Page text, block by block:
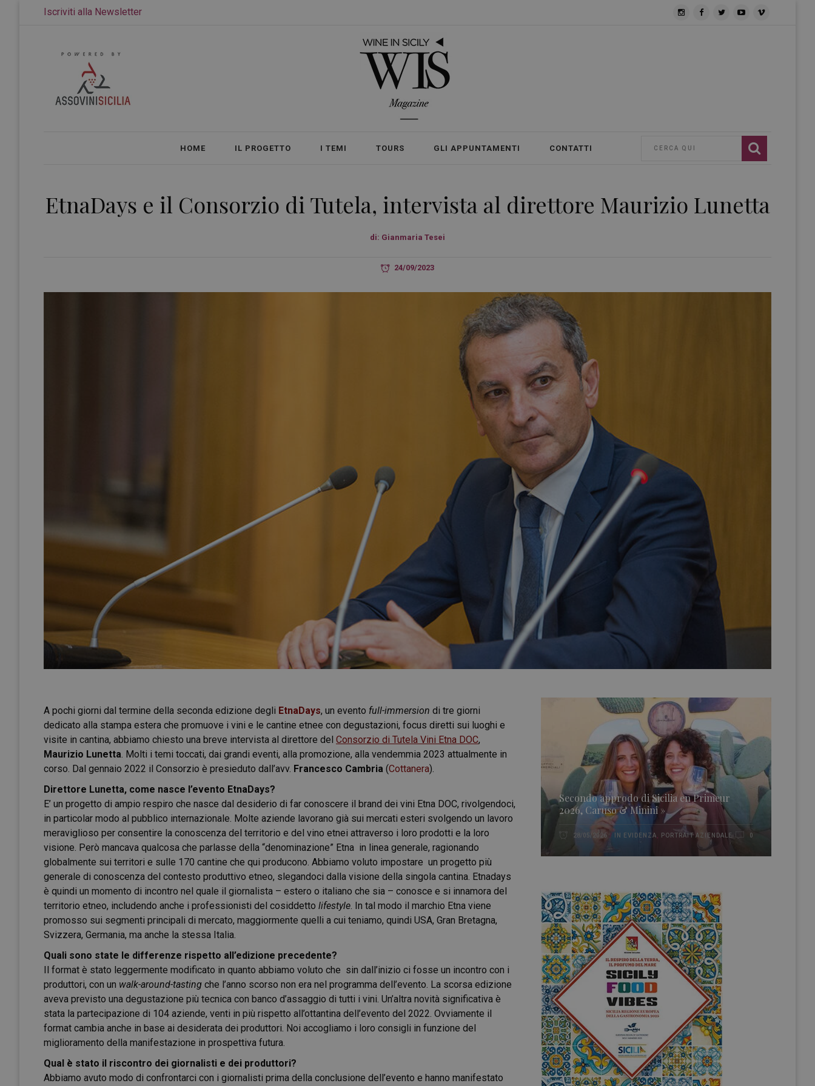
Iscriviti alla Newsletter
HOME IL PROGETTO I TEMI TOURS GLI APPUNTAMENTI CONTATTI
EtnaDays e il Consorzio di Tutela, intervista al direttore Maurizio Lunetta
di: Gianmaria Tesei
24/09/2023
A pochi giorni dal termine della seconda edizione degli EtnaDays, un evento full-immersion di tre giorni
dedicato alla stampa estera che promuove i vini e le cantine etnee con degustazioni, focus diretti sui luoghi e
visite in cantina, abbiamo chiesto una breve intervista al direttore del Consorzio di Tutela Vini Etna DOC,
Maurizio Lunetta. Molti i temi toccati, dai grandi eventi, alla promozione, alla vendemmia 2023 attualmente in
corso. Dal gennaio 2022 il Consorzio è presieduto dall’avv. Francesco Cambria (Cottanera).
Direttore Lunetta, come nasce l’evento EtnaDays?
E’ un progetto di ampio respiro che nasce dal desiderio di far conoscere il brand dei vini Etna DOC, rivolgendoci,
in particolar modo al pubblico internazionale. Molte aziende lavorano già sui mercati esteri svolgendo un lavoro
meraviglioso per consentire la conoscenza del territorio e del vino etnei attraverso i loro prodotti e la loro
visione. Però mancava qualcosa che parlasse della “denominazione” Etna in linea generale, ragionando
globalmente sui territori e sulle 170 cantine che qui producono. Abbiamo voluto impostare un progetto più
generale di conoscenza del contesto produttivo etneo, slegandoci dalla visione della singola cantina. Etnadays
è quindi un momento di incontro nel quale il giornalista – estero o italiano che sia – conosce e si innamora del
territorio etneo, includendo anche i professionisti del cosiddetto lifestyle. In tal modo il marchio Etna viene
promosso sui segmenti principali di mercato, maggiormente quelli a cui teniamo, quindi USA, Gran Bretagna,
Svizzera, Germania, ma anche la stessa Italia.
Quali sono state le differenze rispetto all’edizione precedente?
Il format è stato leggermente modificato in quanto abbiamo voluto che sin dall’inizio ci fosse un incontro con i
produttori, con un walk-around-tasting che l’anno scorso non era nel programma dell’evento. La scorsa edizione
aveva previsto una degustazione più tecnica con banco d’assaggio di tutti i vini. Un’altra novità significativa è
stata la partecipazione di 104 aziende, venti in più rispetto all’ottantina dell’evento del 2022. Ovviamente il
format cambia anche in base ai desiderata dei produttori. Noi accogliamo i loro consigli in funzione del
miglioramento della manifestazione in prospettiva futura.
Qual è stato il riscontro dei giornalisti e dei produttori?
Abbiamo avuto modo di confrontarci con i giornalisti prima della conclusione dell’evento e hanno manifestato
Secondo approdo di Sicilia en Primeur
2026, Caruso & Minini »
28/05/2026 IN EVIDENZA PORTRAIT AZIENDALE 0